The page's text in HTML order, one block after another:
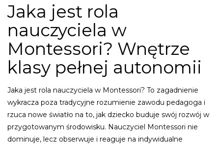
Jaka jest rola
nauczyciela w
Montessori? Wnętrze
klasy pełnej autonomii
Jaka jest rola nauczyciela w Montessori? To zagadnienie
wykracza poza tradycyjne rozumienie zawodu pedagoga i
rzuca nowe światło na to, jak dziecko buduje swój rozwój w
przygotowanym środowisku. Nauczyciel Montessori nie
dominuje, lecz obserwuje i reaguje na indywidualne